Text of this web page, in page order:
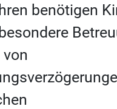
benötigen